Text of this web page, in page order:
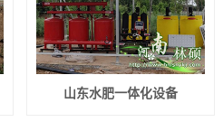
山东水肥一体化设备